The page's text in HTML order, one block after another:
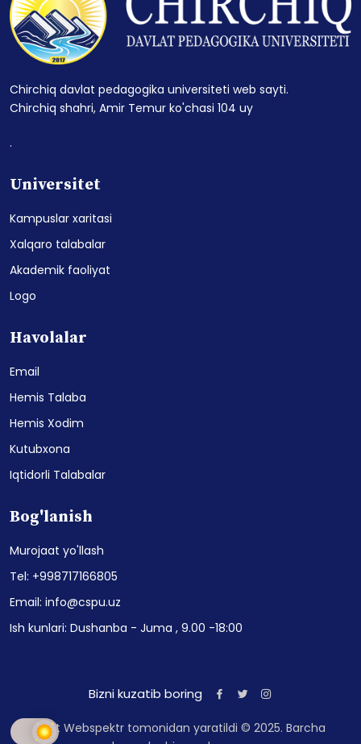
Chirchiq davlat pedagogika universiteti web sayti.
Chirchiq shahri, Amir Temur ko'chasi 104 uy
.
Universitet
Kampuslar xaritasi
Xalqaro talabalar
Akademik faoliyat
Logo
Havolalar
Email
Hemis Talaba
Hemis Xodim
Kutubxona
Iqtidorli Talabalar
Bog'lanish
Murojaat yo'llash
Tel: +998717166805
Email: info@cspu.uz
Ish kunlari: Dushanba - Juma , 9.00 -18:00
Bizni kuzatib boring
Sayt Webspektr tomonidan yaratildi © 2025. Barcha